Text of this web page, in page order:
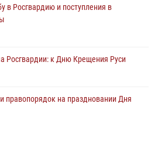
в Росгвардию и поступления в
Росгвардии: к Дню Крещения Руси
правопорядок на праздновании Дня